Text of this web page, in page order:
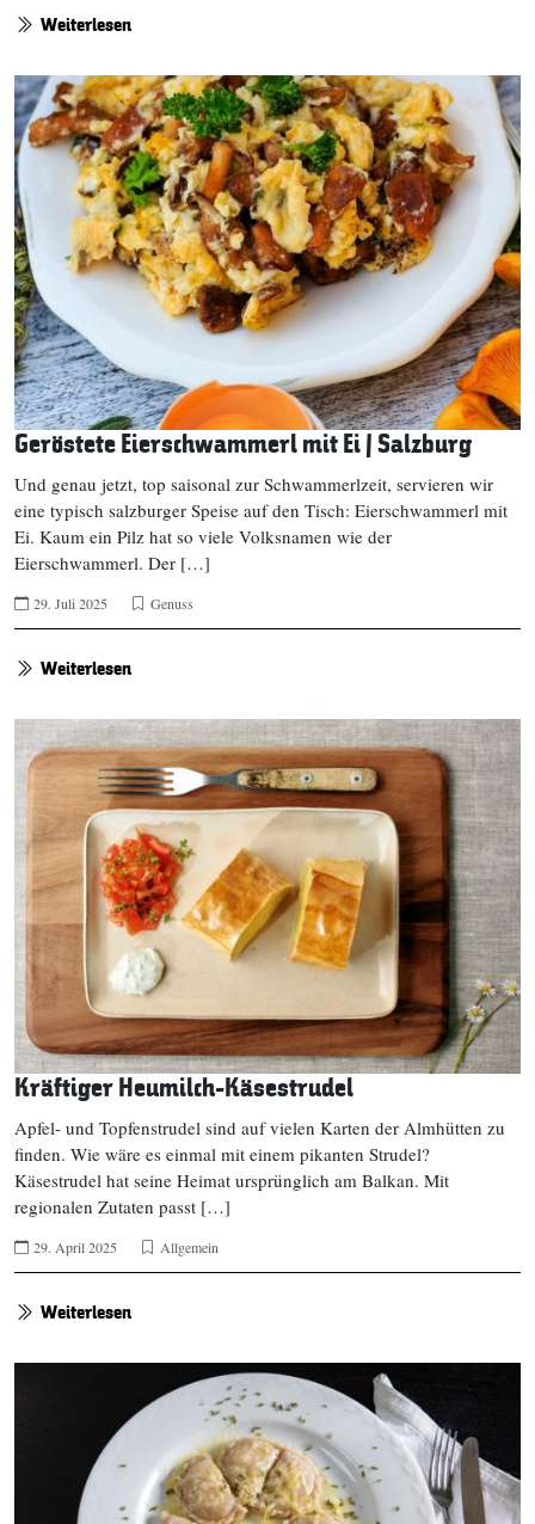
Weiterlesen
Geröstete Eierschwammerl mit Ei | Salzburg
Und genau jetzt, top saisonal zur Schwammerlzeit, servieren wir
eine typisch salzburger Speise auf den Tisch: Eierschwammerl mit
Ei. Kaum ein Pilz hat so viele Volksnamen wie der
Eierschwammerl. Der […]
29. Juli 2025 Genuss
Weiterlesen
Kräftiger Heumilch-Käsestrudel
Apfel- und Topfenstrudel sind auf vielen Karten der Almhütten zu
finden. Wie wäre es einmal mit einem pikanten Strudel?
Käsestrudel hat seine Heimat ursprünglich am Balkan. Mit
regionalen Zutaten passt […]
29. April 2025 Allgemein
Weiterlesen